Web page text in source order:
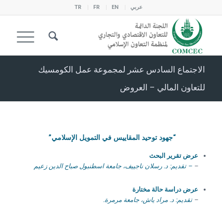
عربي EN
FR
TR
الاجتماع السادس عشر لمجموعة عمل الكومسيك
للتعاون المالي – العروض
“جهود توحيد المقاييس في التمويل الإسلامي”
عرض تقرير البحث
– – تقديم: د. رسلان ناجييف، جامعة اسطنبول صباح الدين زعيم
عرض دراسة حالة مختارة
–تقديم: د. مراد ياش، جامعة مرمرة.